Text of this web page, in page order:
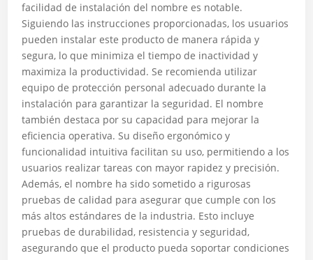
facilidad de instalación del nombre es notable.
Siguiendo las instrucciones proporcionadas, los usuarios
pueden instalar este producto de manera rápida y
segura, lo que minimiza el tiempo de inactividad y
maximiza la productividad. Se recomienda utilizar
equipo de protección personal adecuado durante la
instalación para garantizar la seguridad. El nombre
también destaca por su capacidad para mejorar la
eficiencia operativa. Su diseño ergonómico y
funcionalidad intuitiva facilitan su uso, permitiendo a los
usuarios realizar tareas con mayor rapidez y precisión.
Además, el nombre ha sido sometido a rigurosas
pruebas de calidad para asegurar que cumple con los
más altos estándares de la industria. Esto incluye
pruebas de durabilidad, resistencia y seguridad,
asegurando que el producto pueda soportar condiciones